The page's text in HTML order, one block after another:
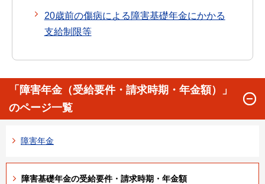
20歳前の傷病による障害基礎年金にかかる
支給制限等
「障害年金（受給要件・請求時期・年金額）」
のページ一覧
障害年金
障害基礎年金の受給要件・請求時期・年金額